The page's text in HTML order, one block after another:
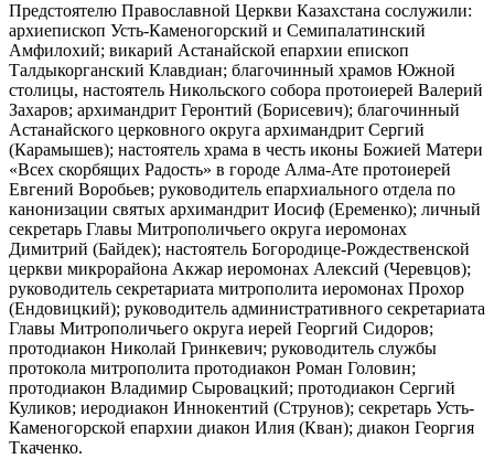
Предстоятелю Православной Церкви Казахстана сослужили:
архиепископ Усть-Каменогорский и Семипалатинский
Амфилохий; викарий Астанайской епархии епископ
Талдыкорганский Клавдиан; благочинный храмов Южной
столицы, настоятель Никольского собора протоиерей Валерий
Захаров; архимандрит Геронтий (Борисевич); благочинный
Астанайского церковного округа архимандрит Сергий
(Карамышев); настоятель храма в честь иконы Божией Матери
«Всех скорбящих Радость» в городе Алма-Ате протоиерей
Евгений Воробьев; руководитель епархиального отдела по
канонизации святых архимандрит Иосиф (Еременко); личный
секретарь Главы Митрополичьего округа иеромонах
Димитрий (Байдек); настоятель Богородице-Рождественской
церкви микрорайона Акжар иеромонах Алексий (Черевцов);
руководитель секретариата митрополита иеромонах Прохор
(Ендовицкий); руководитель административного секретариата
Главы Митрополичьего округа иерей Георгий Сидоров;
протодиакон Николай Гринкевич; руководитель службы
протокола митрополита протодиакон Роман Головин;
протодиакон Владимир Сыровацкий; протодиакон Сергий
Куликов; иеродиакон Иннокентий (Струнов); секретарь Усть-
Каменогорской епархии диакон Илия (Кван); диакон Георгия
Ткаченко.